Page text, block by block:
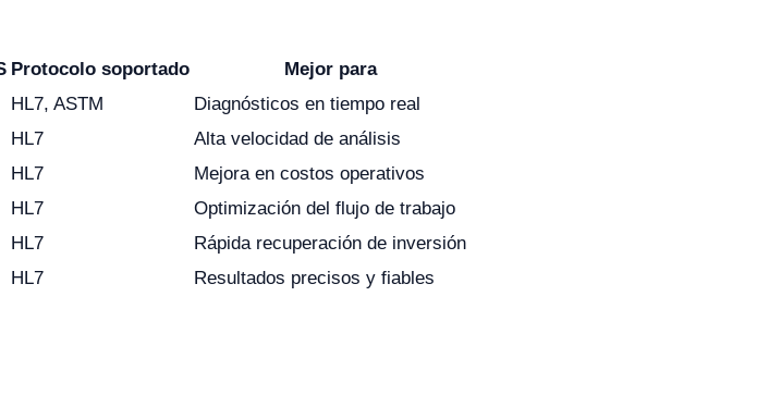
Protocolo soportado
Mejor para
HL7, ASTM
Diagnósticos en tiempo real
HL7
Alta velocidad de análisis
HL7
Mejora en costos operativos
HL7
Optimización del flujo de trabajo
HL7
Rápida recuperación de inversión
HL7 Resultados precisos y fiables